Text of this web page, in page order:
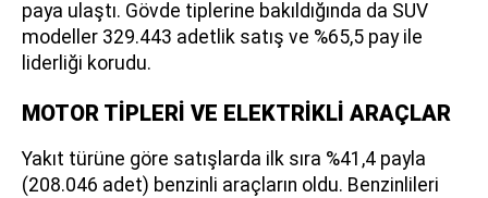
paya ulaştı. Gövde tiplerine bakıldığında da SUV
modeller 329.443 adetlik satış ve %65,5 pay ile
liderliği korudu.
MOTOR TİPLERİ VE ELEKTRİKLİ ARAÇLAR
Yakıt türüne göre satışlarda ilk sıra %41,4 payla
(208.046 adet) benzinli araçların oldu. Benzinlileri